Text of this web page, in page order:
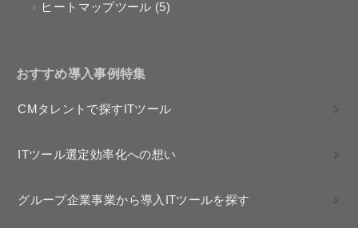
ヒートマップツール (5)
おすすめ導入事例特集
CMタレントで探すITツール
ITツール選定効率化への想い
グループ企業事業から導入ITツールを探す